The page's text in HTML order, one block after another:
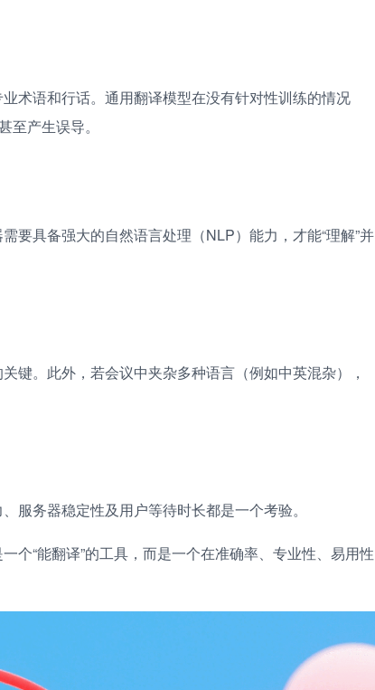
术语和行话。通用翻译模型在没有针对性训练的情况
至产生误导。
要具备强大的自然语言处理（NLP）能力，才能“理解”并
键。此外，若会议中夹杂多种语言（例如中英混杂），
服务器稳定性及用户等待时长都是一个考验。
个“能翻译”的工具，而是一个在准确率、专业性、易用性